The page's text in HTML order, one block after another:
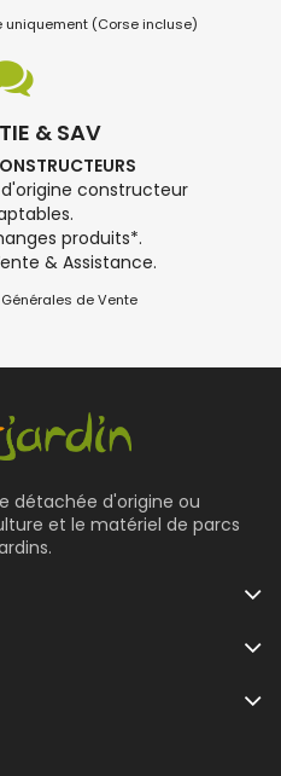
uniquement (Corse incluse)
& SAV
constructeur
produits*.
& Assistance.
de Vente
détachée d'origine ou
et le matériel de parcs